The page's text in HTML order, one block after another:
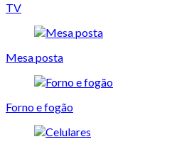
TV
Mesa posta
Forno e fogão